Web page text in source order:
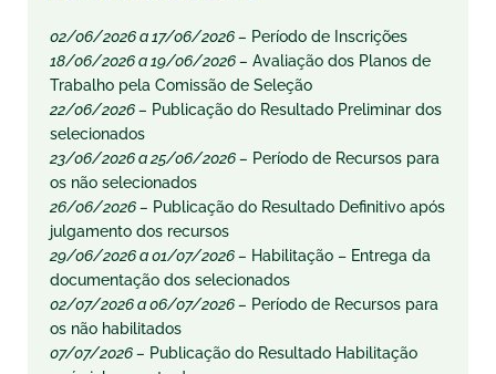
02/06/2026 a 17/06/2026 – Período de Inscrições
18/06/2026 a 19/06/2026 – Avaliação dos Planos de
Trabalho pela Comissão de Seleção
22/06/2026 – Publicação do Resultado Preliminar dos
selecionados
23/06/2026 a 25/06/2026 – Período de Recursos para
os não selecionados
26/06/2026 – Publicação do Resultado Definitivo após
julgamento dos recursos
29/06/2026 a 01/07/2026 – Habilitação – Entrega da
documentação dos selecionados
02/07/2026 a 06/07/2026 – Período de Recursos para
os não habilitados
07/07/2026 – Publicação do Resultado Habilitação